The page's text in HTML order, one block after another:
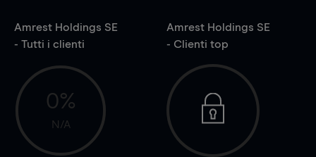
Amrest Holdings SE
- Tutti i clienti
0%
N/A
Amrest Holdings SE
- Clienti top